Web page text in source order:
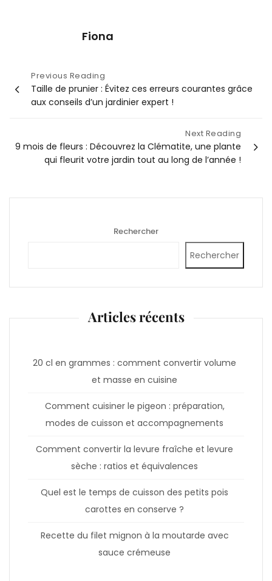
Fiona
Navigation
de
l’article
Previous Reading
Taille de prunier : Évitez ces erreurs courantes grâce
aux conseils d’un jardinier expert !
Next Reading
9 mois de fleurs : Découvrez la Clématite, une plante
qui fleurit votre jardin tout au long de l’année !
Rechercher
Rechercher
Articles récents
20 cl en grammes : comment convertir volume
et masse en cuisine
Comment cuisiner le pigeon : préparation,
modes de cuisson et accompagnements
Comment convertir la levure fraîche et levure
sèche : ratios et équivalences
Quel est le temps de cuisson des petits pois
carottes en conserve ?
Recette du filet mignon à la moutarde avec
sauce crémeuse